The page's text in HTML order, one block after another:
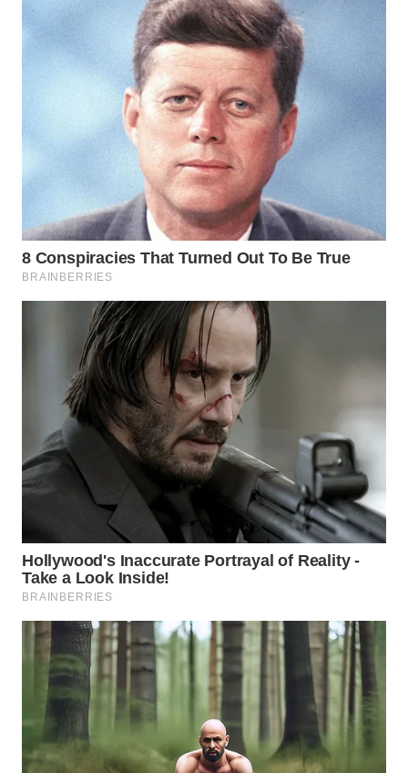
TENGAH
WN DELI
SERDANG
PAKPAK
WN
KARAWANG
BOGOR
WN
TAPANULI
UTARA
SAMOSIR
WN
LAWAS